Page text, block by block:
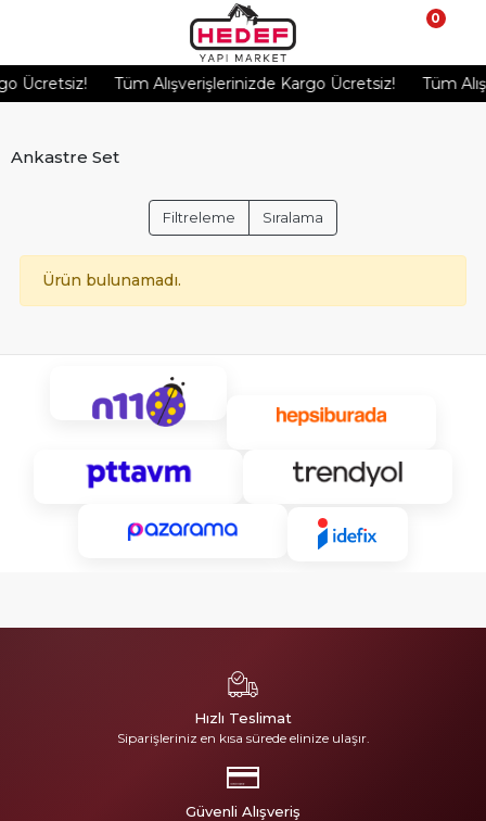
Ücretsiz! Tüm Alışverişlerinizde Kargo Ücretsiz! Tüm
0
Ankastre Set
Filtreleme Sıralama
Ürün bulunamadı.
Hızlı Teslimat
Siparişleriniz en kısa sürede elinize ulaşır.
Güvenli Alışveriş